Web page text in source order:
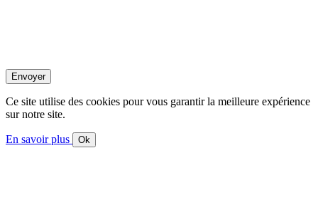
Ce site utilise des cookies pour vous garantir la meilleure expérience
sur notre site.
En savoir plus Ok